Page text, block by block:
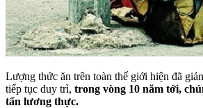
Lượng thức ăn trên toàn thế giới hiện đã
tiếp tục duy trì, trong vòng 10 năm tới,
tấn lương thực.